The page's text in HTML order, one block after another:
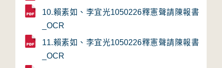
10.賴素如、李宜光1050226釋憲聲請陳報書
_OCR
11.賴素如、李宜光1050226釋憲聲請陳報書
_OCR